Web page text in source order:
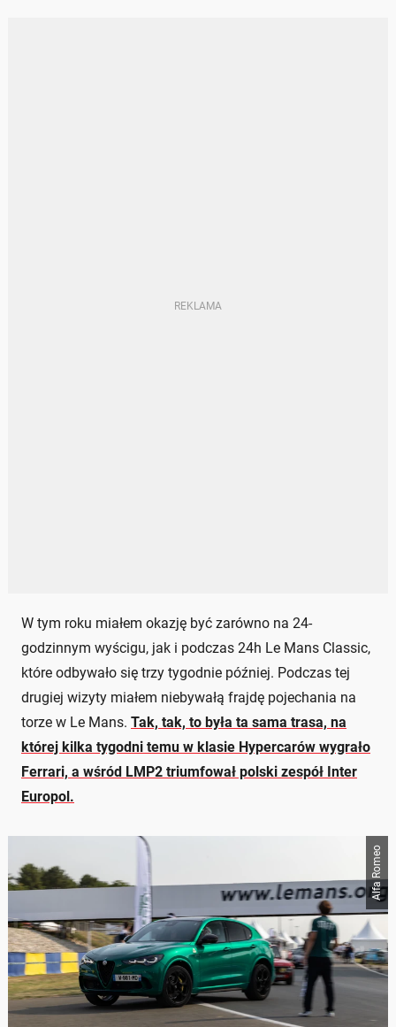
W tym roku miałem okazję być zarówno na 24-
godzinnym wyścigu, jak i podczas 24h Le Mans Classic,
które odbywało się trzy tygodnie później. Podczas tej
drugiej wizyty miałem niebywałą frajdę pojechania na
torze w Le Mans. Tak, tak, to była ta sama trasa, na
której kilka tygodni temu w klasie Hypercarów wygrało
Ferrari, a wśród LMP2 triumfował polski zespół Inter
Europol.
Alfa Romeo